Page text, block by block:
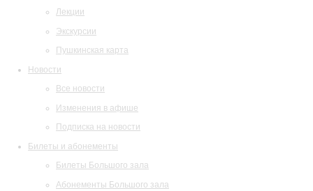
Лекции
Экскурсии
Пушкинская карта
Новости
Все новости
Изменения в афише
Подписка на новости
Билеты и абонементы
Билеты Большого зала
Абонементы Большого зала